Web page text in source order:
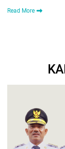
Read More